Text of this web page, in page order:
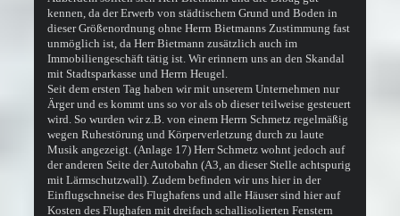
kennen, da der Erwerb von städtischem Grund und Boden in
dieser Größenordnung ohne Herrn Bietmanns Zustimmung fast
unmöglich ist, da Herr Bietmann zusätzlich auch im
Immobiliengeschäft tätig ist. Wir erinnern uns an den Skandal
mit Stadtsparkasse und Herrn Heugel.
Seit dem ersten Tag haben wir mit unserem Unternehmen nur
Ärger und es kommt uns so vor als ob dieser teilweise gesteuert
wird. So wurden wir z.B. von einem Herrn Schmetz regelmäßig
wegen Ruhestörung und Körperverletzung durch zu laute
Musik angezeigt. (Anlage 17) Herr Schmetz wohnt jedoch auf
der anderen Seite der Autobahn (A3, an dieser Stelle achtspurig
mit Lärmschutzwall). Zudem befinden wir uns hier in der
Einflugschneise des Flughafens und alle Häuser sind hier auf
Kosten des Flughafen mit dreifach schallisolierten Fenstern